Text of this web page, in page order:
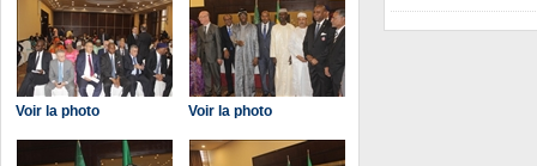
Voir la photo Voir la photo